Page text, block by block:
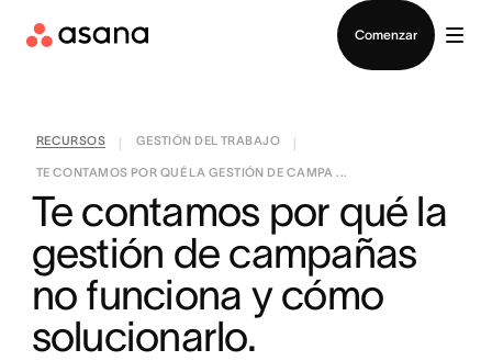
Comenzar
RECURSOS GESTIÓN DEL TRABAJO
TE CONTAMOS POR QUÉ LA GESTIÓN DE CAMPA ...
Te contamos por qué la
gestión de campañas
no funciona y cómo
solucionarlo.